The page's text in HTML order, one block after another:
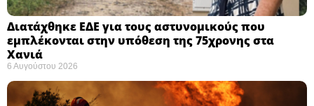
Διατάχθηκε ΕΔΕ για τους αστυνομικούς που
εμπλέκονται στην υπόθεση της 75χρονης στα
Χανιά
6 Αυγούστου 2026